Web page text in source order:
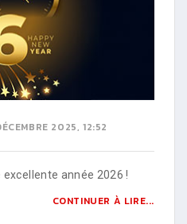
2025, 12:52
année 2026 !
CONTINUER À LIRE...